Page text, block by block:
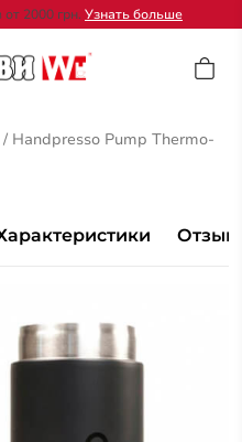
2000 грн. Узнать больше
/ Handpresso Pump Thermo-